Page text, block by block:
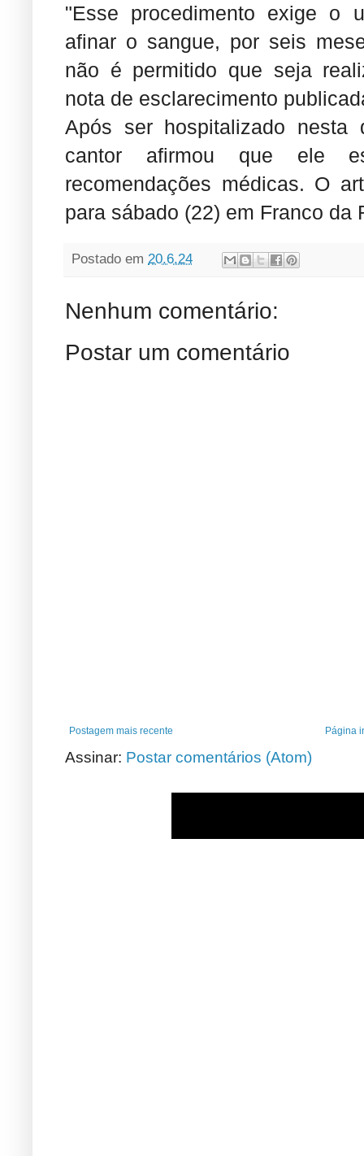
"Esse procedimento exige o
afinar o sangue, por seis
não é permitido que seja
nota de esclarecimento
Após ser hospitalizado nesta
cantor afirmou que ele
recomendações médicas. O
para sábado (22) em Franco da
Postado em 20.6.24
Nenhum comentário:
Postar um comentário
Postagem mais recente Página
Assinar: Postar comentários (Atom)